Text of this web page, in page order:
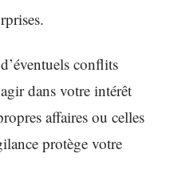
conflits
dans votre intérêt
affaires ou celles
protège votre